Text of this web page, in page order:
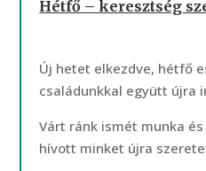
Hétfő – keresztség
Új hetet elkezdve, hétfő
családunkkal együtt újra
Várt ránk ismét munka
hívott minket újra